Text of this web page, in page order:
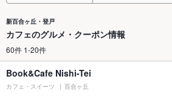
新百合ヶ丘・登戸
カフェのグルメ・クーポン情報
60件 1-20件
Book&Cafe Nishi-Tei
カフェ・スイーツ 百合ヶ丘